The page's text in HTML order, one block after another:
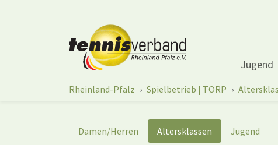
Jugend
Sie sind hier:
Rheinland-Pfalz Spielbetrieb | TORP
Damen/Herren Altersklassen Jugend